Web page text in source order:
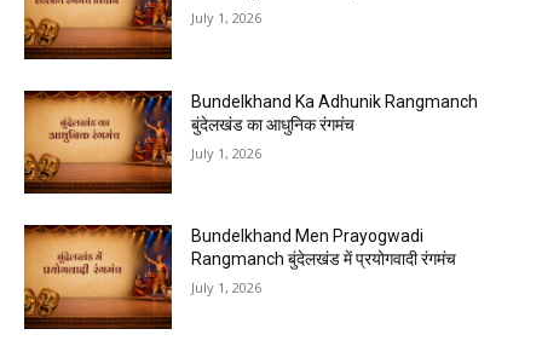
July 1, 2026
Bundelkhand Ka Adhunik Rangmanch
बुंदेलखंड का आधुनिक रंगमंच
July 1, 2026
Bundelkhand Men Prayogwadi
Rangmanch बुंदेलखंड में प्रयोगवादी रंगमंच
July 1, 2026